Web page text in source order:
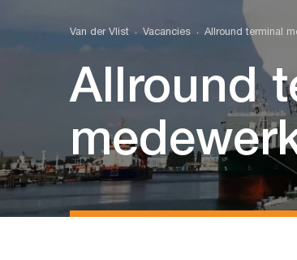
Van der Vlist Vacancies Allround terminal
Allround